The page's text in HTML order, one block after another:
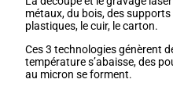
métaux, du bois, des
plastiques, le cuir, le carton.
Ces 3 technologies génèrent
température s’abaisse, des
au micron se forment.